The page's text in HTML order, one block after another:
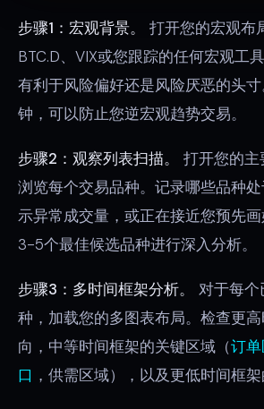
步骤1：宏观背景。
打开您的宏观布
BTC.D、VIX或您跟踪的任何宏观工
有利于风险偏好还是风险厌恶的头
钟，可以防止您逆宏观趋势交易。
步骤2：观察列表扫描。
打开您的
浏览每个交易品种。记录哪些品种
示异常成交量，或正在接近您预先
3-5个最佳候选品种进行深入分析。
步骤3：多时间框架分析。
对于每个
种，加载您的多图表布局。检查更
向，中等时间框架的关键区域（订
口 ，供需区域），以及更低时间框架